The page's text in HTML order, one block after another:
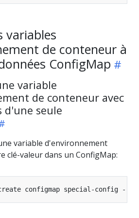
variables
de conteneur à
ConfigMap
variable
de conteneur avec
d'une seule
variable d'environnement
clé-valeur dans un ConfigMap:
configmap special-config --